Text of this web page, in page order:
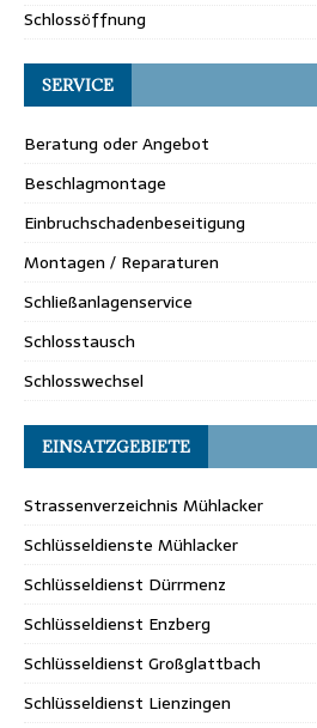
Schlossöffnung
SERVICE
Beratung oder Angebot
Beschlagmontage
Einbruchschadenbeseitigung
Montagen / Reparaturen
Schließanlagenservice
Schlosstausch
Schlosswechsel
EINSATZGEBIETE
Strassenverzeichnis Mühlacker
Schlüsseldienste Mühlacker
Schlüsseldienst Dürrmenz
Schlüsseldienst Enzberg
Schlüsseldienst Großglattbach
Schlüsseldienst Lienzingen